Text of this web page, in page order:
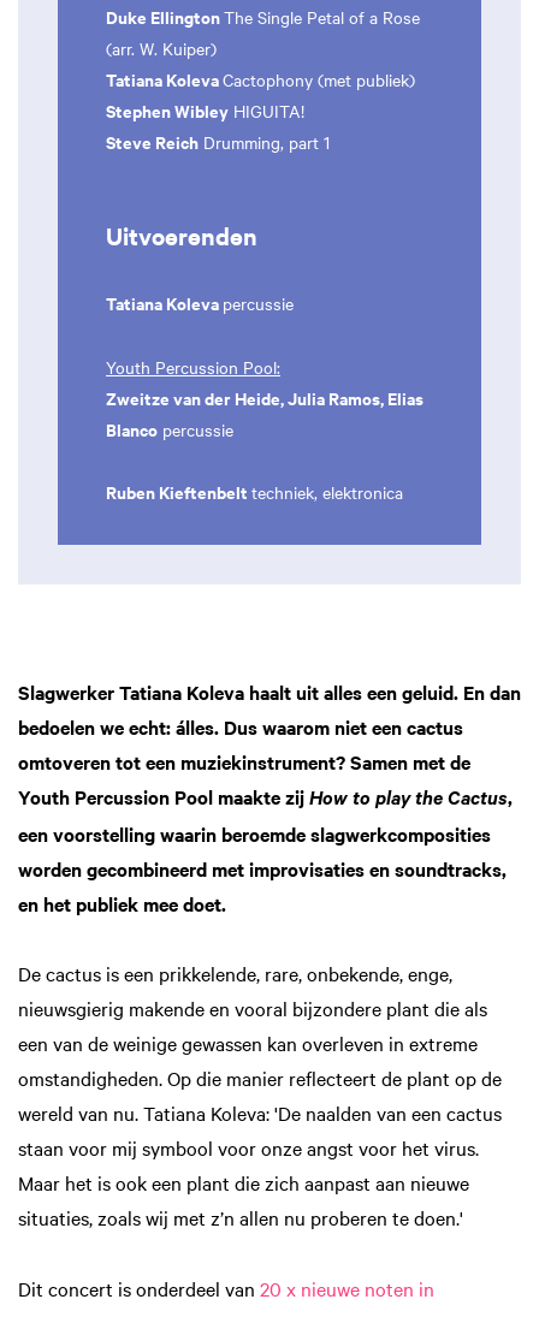
Duke EllingtonThe Single Petal of a Rose
(arr. W. Kuiper)
Tatiana KolevaCactophony (met publiek)
Stephen Wibley HIGUITA!
Steve Reich Drumming, part 1
Uitvoerenden
Tatiana Koleva percussie
Youth Percussion Pool:
Zweitze van der Heide, Julia Ramos, Elias
Blanco percussie
Ruben Kieftenbelt techniek, elektronica
Slagwerker Tatiana Koleva haalt uit alles een geluid. En dan
bedoelen we echt: álles. Dus waarom niet een cactus
omtoveren tot een muziekinstrument? Samen met de
Youth Percussion Pool maakte zij How to play the Cactus,
een voorstelling waarin beroemde slagwerkcomposities
worden gecombineerd met improvisaties en soundtracks,
en het publiek mee doet.
De cactus is een prikkelende, rare, onbekende, enge,
nieuwsgierig makende en vooral bijzondere plant die als
een van de weinige gewassen kan overleven in extreme
omstandigheden. Op die manier reflecteert de plant op de
wereld van nu. Tatiana Koleva: 'De naalden van een cactus
staan voor mij symbool voor onze angst voor het virus.
Maar het is ook een plant die zich aanpast aan nieuwe
situaties, zoals wij met z’n allen nu proberen te doen.'
Dit concert is onderdeel van 20 x nieuwe noten in